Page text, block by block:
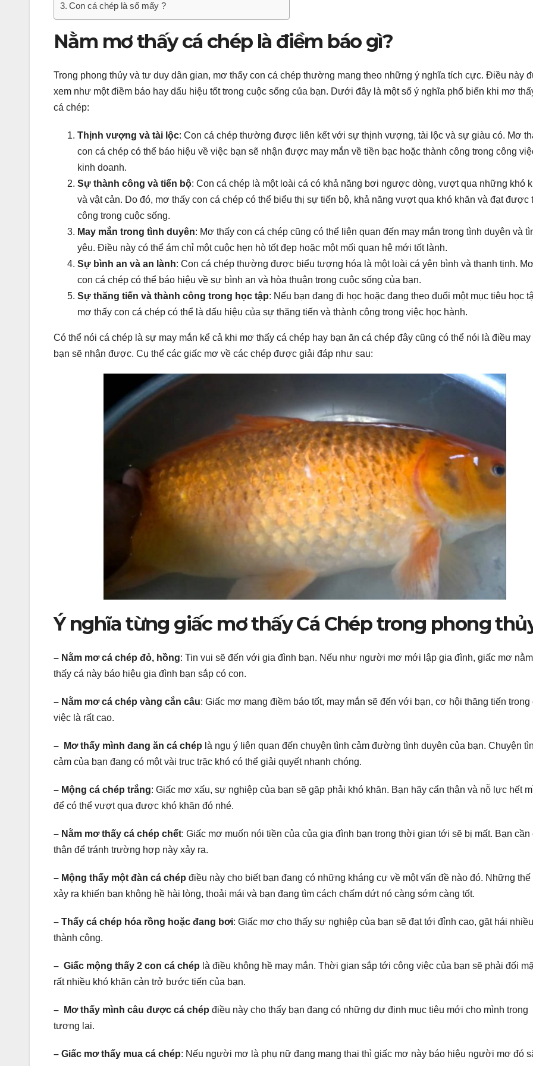
Con cá chép là số mấy ?
Nằm mơ thấy cá chép là điềm báo gì?
Trong phong thủy và tư duy dân gian, mơ thấy con cá chép thường mang theo những ý nghĩa tích cực. Điều này
xem như một điềm báo hay dấu hiệu tốt trong cuộc sống của bạn. Dưới đây là một số ý nghĩa phổ biến khi mơ
cá chép:
Thịnh vượng và tài lộc: Con cá chép thường được liên kết với sự thịnh vượng, tài lộc và sự giàu có. Mơ
con cá chép có thể báo hiệu về việc bạn sẽ nhận được may mắn về tiền bạc hoặc thành công trong công
kinh doanh.
Sự thành công và tiến bộ: Con cá chép là một loài cá có khả năng bơi ngược dòng, vượt qua những khó
và vật cản. Do đó, mơ thấy con cá chép có thể biểu thị sự tiến bộ, khả năng vượt qua khó khăn và đạt được
công trong cuộc sống.
May mắn trong tình duyên: Mơ thấy con cá chép cũng có thể liên quan đến may mắn trong tình duyên và
yêu. Điều này có thể ám chỉ một cuộc hẹn hò tốt đẹp hoặc một mối quan hệ mới tốt lành.
Sự bình an và an lành: Con cá chép thường được biểu tượng hóa là một loài cá yên bình và thanh tịnh.
con cá chép có thể báo hiệu về sự bình an và hòa thuận trong cuộc sống của bạn.
Sự thăng tiến và thành công trong học tập: Nếu bạn đang đi học hoặc đang theo đuổi một mục tiêu học
mơ thấy con cá chép có thể là dấu hiệu của sự thăng tiến và thành công trong việc học hành.
Có thể nói cá chép là sự may mắn kể cả khi mơ thấy cá chép hay bạn ăn cá chép đây cũng có thể nói là điều may
bạn sẽ nhận được. Cụ thể các giấc mơ về các chép được giải đáp như sau:
Ý nghĩa từng giấc mơ thấy Cá Chép trong phong
– Nằm mơ cá chép đỏ, hồng: Tin vui sẽ đến với gia đình bạn. Nếu như người mơ mới lập gia đình, giấc mơ
thấy cá này báo hiệu gia đình bạn sắp có con.
– Nằm mơ cá chép vàng cắn câu: Giấc mơ mang điềm báo tốt, may mắn sẽ đến với bạn, cơ hội thăng tiến trong
việc là rất cao.
– Mơ thấy mình đang ăn cá chép là ngụ ý liên quan đến chuyện tình cảm đường tình duyên của bạn. Chuyện
cảm của bạn đang có một vài trục trặc khó có thể giải quyết nhanh chóng.
– Mộng cá chép trắng: Giấc mơ xấu, sự nghiệp của bạn sẽ gặp phải khó khăn. Bạn hãy cẩn thận và nỗ lực hết
để có thể vượt qua được khó khăn đó nhé.
– Nằm mơ thấy cá chép chết: Giấc mơ muốn nói tiền của của gia đình bạn trong thời gian tới sẽ bị mất. Bạn cần
thận để tránh trường hợp này xảy ra.
– Mộng thấy một đàn cá chép điều này cho biết bạn đang có những kháng cự về một vấn đề nào đó. Những thế
xảy ra khiến bạn không hề hài lòng, thoải mái và bạn đang tìm cách chấm dứt nó càng sớm càng tốt.
– Thấy cá chép hóa rồng hoặc đang bơi: Giấc mơ cho thấy sự nghiệp của bạn sẽ đạt tới đỉnh cao, gặt hái nhiều
thành công.
– Giấc mộng thấy 2 con cá chép là điều không hề may mắn. Thời gian sắp tới công việc của bạn sẽ phải đối
rất nhiều khó khăn cản trở bước tiến của bạn.
– Mơ thấy mình câu được cá chép điều này cho thấy bạn đang có những dự định mục tiêu mới cho mình trong
tương lai.
– Giấc mơ thấy mua cá chép: Nếu người mơ là phụ nữ đang mang thai thì giấc mơ này báo hiệu người mơ đó